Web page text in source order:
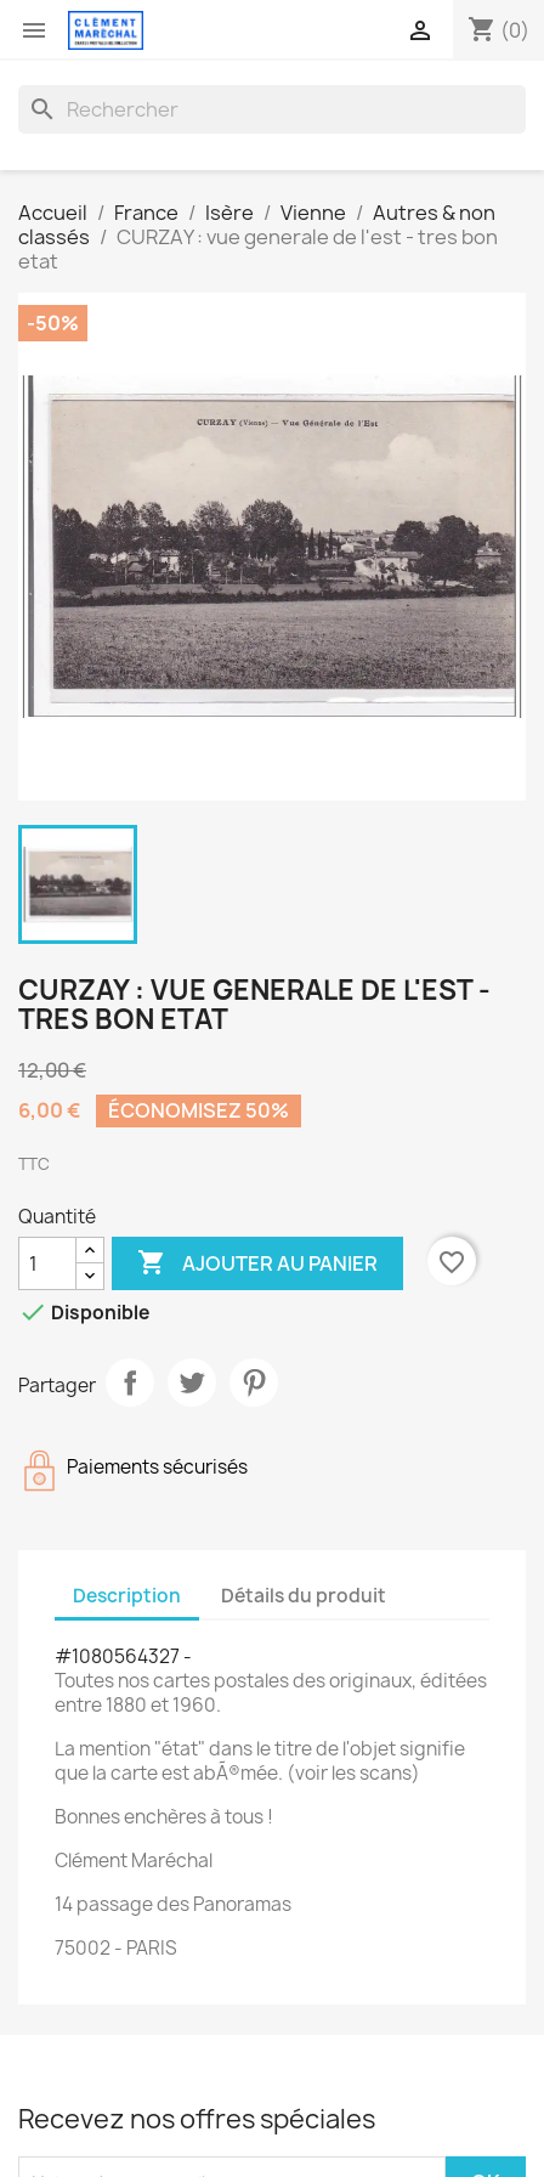
 shopping_cart (0)

search
Accueil France Isère Vienne
Autres & non
classés
CURZAY : vue generale de l'est - tres bon
etat
-50%
CURZAY : VUE GENERALE DE L'EST -
TRES BON ETAT
12,00 €
6,00 €
ÉCONOMISEZ 50%
TTC
Quantité
 AJOUTER AU PANIER
favorite_border
 Disponible
Partager
Paiements sécurisés
Description Détails du produit
#1080564327 -
Toutes nos cartes postales des originaux, éditées
entre 1880 et 1960.
La mention "état" dans le titre de l'objet signifie
que la carte est abÃ®mée. (voir les scans)
Bonnes enchères à tous !
Clément Maréchal
14 passage des Panoramas
75002 - PARIS
Recevez nos offres spéciales